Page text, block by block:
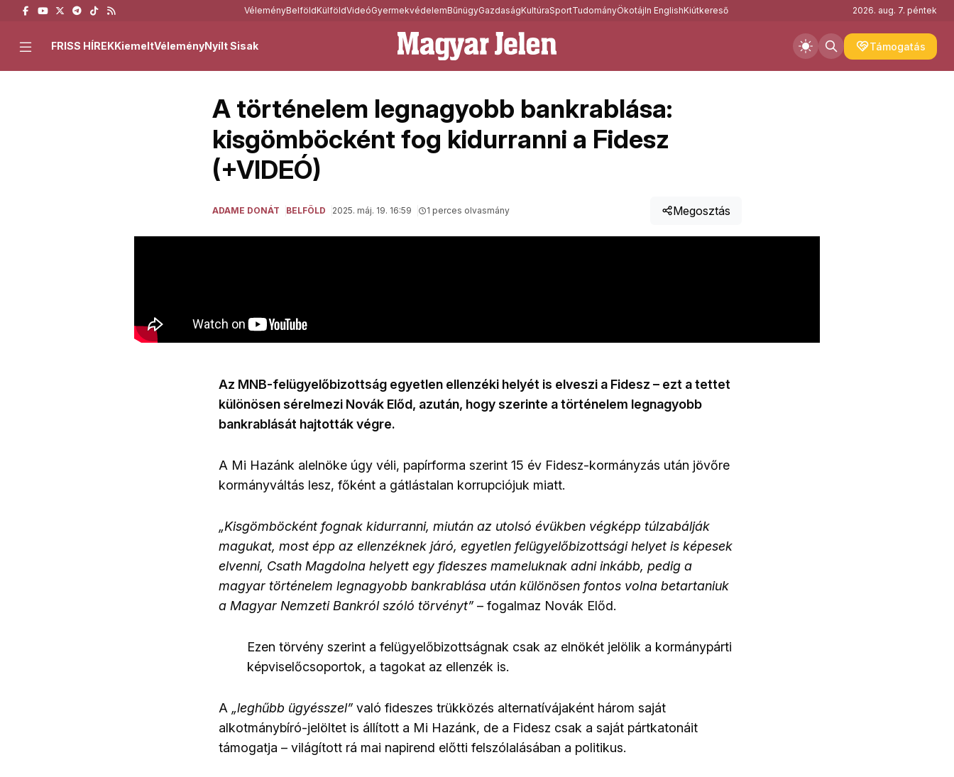
VéleményBelföldKülföldVideóGyermekvédelemBűnügyGazdaságKultúraSportTudományÖkotájIn EnglishKiútkereső 2026. aug. 7. péntek
Támogatás
FRISS HÍREKKiemeltVéleményNyílt Sisak
A történelem legnagyobb bankrablása:
kisgömböcként fog kidurranni a Fidesz
(+VIDEÓ)
ADAME DONÁT BELFÖLD 2025. máj. 19. 16:59 1 perces olvasmány Megosztás
Az MNB-felügyelőbizottság egyetlen ellenzéki helyét is elveszi a Fidesz – ezt a tettet
különösen sérelmezi Novák Előd, azután, hogy szerinte a történelem legnagyobb
bankrablását hajtották végre.
A Mi Hazánk alelnöke úgy véli, papírforma szerint 15 év Fidesz-kormányzás után jövőre
kormányváltás lesz, főként a gátlástalan korrupciójuk miatt.
„Kisgömböcként fognak kidurranni, miután az utolsó évükben végképp túlzabálják
magukat, most épp az ellenzéknek járó, egyetlen felügyelőbizottsági helyet is képesek
elvenni, Csath Magdolna helyett egy fideszes mameluknak adni inkább, pedig a
magyar történelem legnagyobb bankrablása után különösen fontos volna betartaniuk
a Magyar Nemzeti Bankról szóló törvényt” – fogalmaz Novák Előd.
Ezen törvény szerint a felügyelőbizottságnak csak az elnökét jelölik a kormánypárti
képviselőcsoportok, a tagokat az ellenzék is.
A „leghűbb ügyésszel” való fideszes trükközés alternatívájaként három saját
alkotmánybíró-jelöltet is állított a Mi Hazánk, de a Fidesz csak a saját pártkatonáit
támogatja – világított rá mai napirend előtti felszólalásában a politikus.